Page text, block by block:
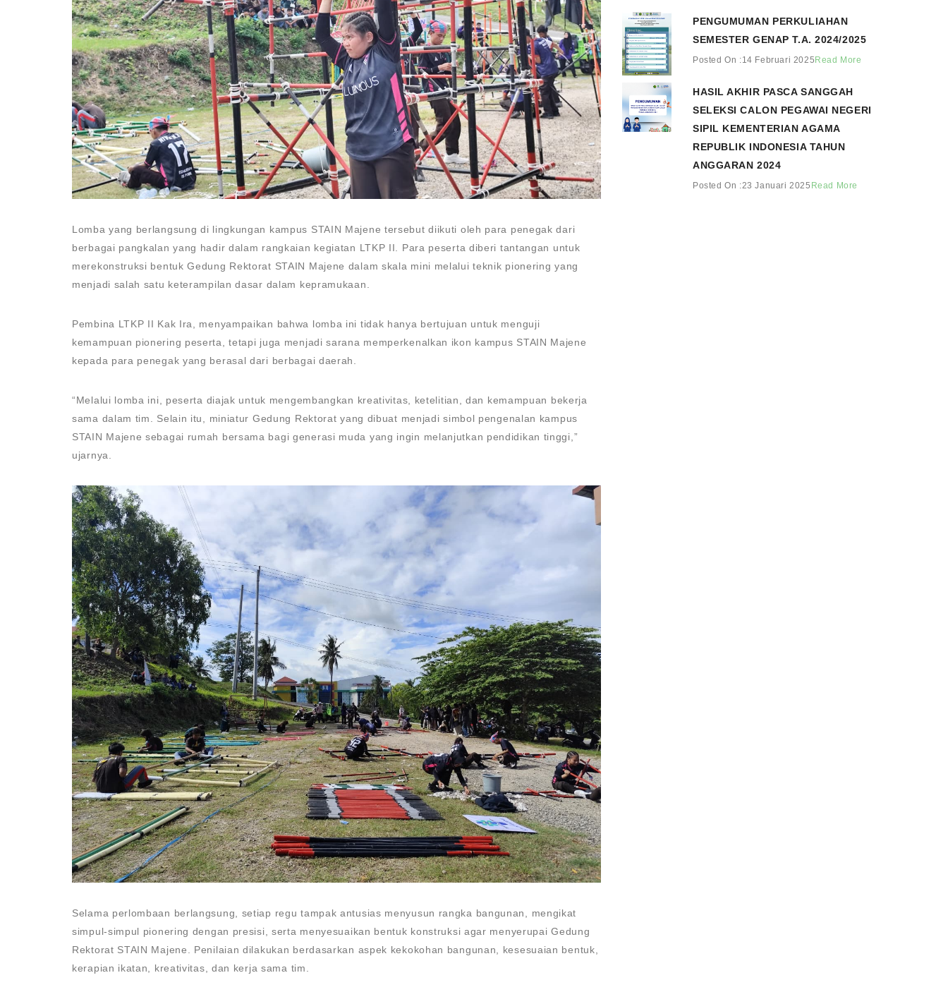
Lomba yang berlangsung di lingkungan kampus STAIN Majene tersebut diikuti oleh para penegak dari
berbagai pangkalan yang hadir dalam rangkaian kegiatan LTKP II. Para peserta diberi tantangan untuk
merekonstruksi bentuk Gedung Rektorat STAIN Majene dalam skala mini melalui teknik pionering yang
menjadi salah satu keterampilan dasar dalam kepramukaan.
Pembina LTKP II Kak Ira, menyampaikan bahwa lomba ini tidak hanya bertujuan untuk menguji
kemampuan pionering peserta, tetapi juga menjadi sarana memperkenalkan ikon kampus STAIN Majene
kepada para penegak yang berasal dari berbagai daerah.
“Melalui lomba ini, peserta diajak untuk mengembangkan kreativitas, ketelitian, dan kemampuan bekerja
sama dalam tim. Selain itu, miniatur Gedung Rektorat yang dibuat menjadi simbol pengenalan kampus
STAIN Majene sebagai rumah bersama bagi generasi muda yang ingin melanjutkan pendidikan tinggi,”
ujarnya.
Selama perlombaan berlangsung, setiap regu tampak antusias menyusun rangka bangunan, mengikat
simpul-simpul pionering dengan presisi, serta menyesuaikan bentuk konstruksi agar menyerupai Gedung
Rektorat STAIN Majene. Penilaian dilakukan berdasarkan aspek kekokohan bangunan, kesesuaian bentuk,
kerapian ikatan, kreativitas, dan kerja sama tim.
PENGUMUMAN PERKULIAHAN
SEMESTER GENAP T.A. 2024/2025
Posted On :14 Februari 2025 Read More
HASIL AKHIR PASCA SANGGAH
SELEKSI CALON PEGAWAI NEGERI
SIPIL KEMENTERIAN AGAMA
REPUBLIK INDONESIA TAHUN
ANGGARAN 2024
Posted On :23 Januari 2025 Read More